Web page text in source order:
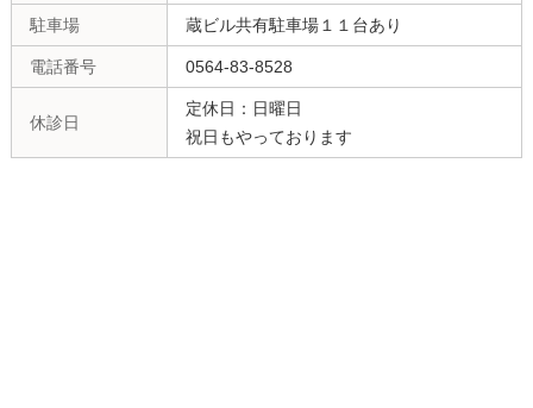
駐車場 蔵ビル共有駐車場１１台あり
電話番号 0564-83-8528
休診日
定休日：日曜日
祝日もやっております